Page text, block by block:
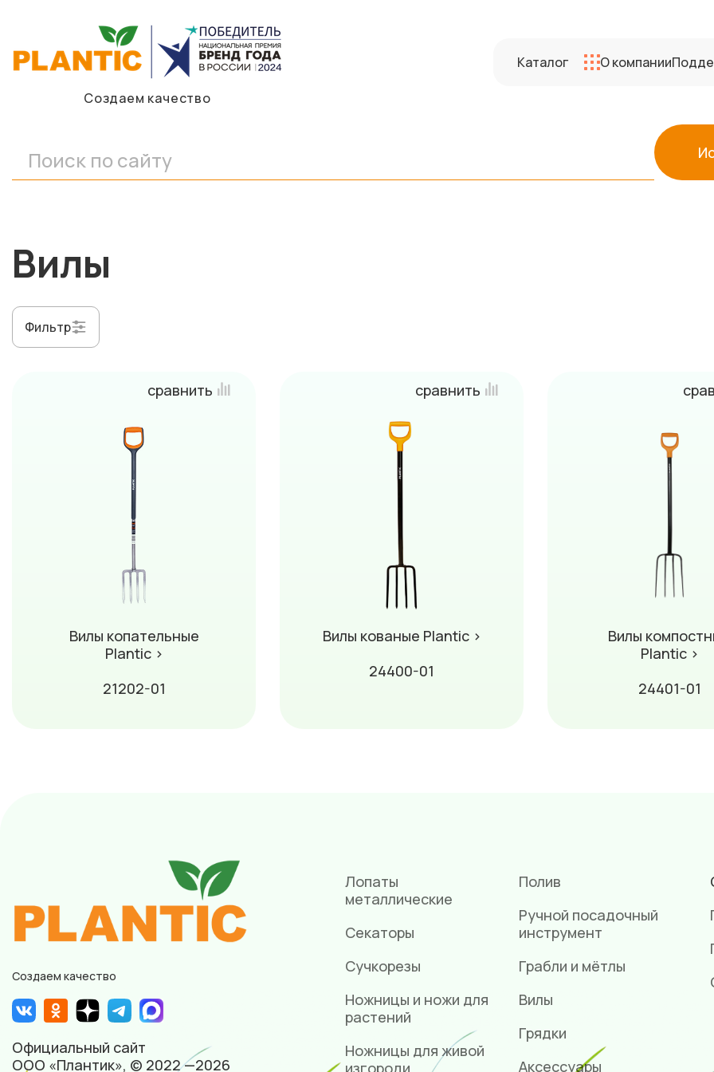
Создаем качество
Каталог О компании
Вилы
Фильтр
сравнить
Вилы копательные
Plantic ›
21202-01
сравнить
Вилы кованые Plantic ›
24400-01
Вилы
Plantic ›
24401-01
Создаем качество
Официальный сайт
ООО «Плантик», © 2022 —2026
Лопаты
металлические
Секаторы
Сучкорезы
Ножницы и ножи для
растений
Ножницы для живой
изгороди
Полив
Ручной посадочный
инструмент
Грабли и мётлы
Вилы
Грядки
Аксессуары